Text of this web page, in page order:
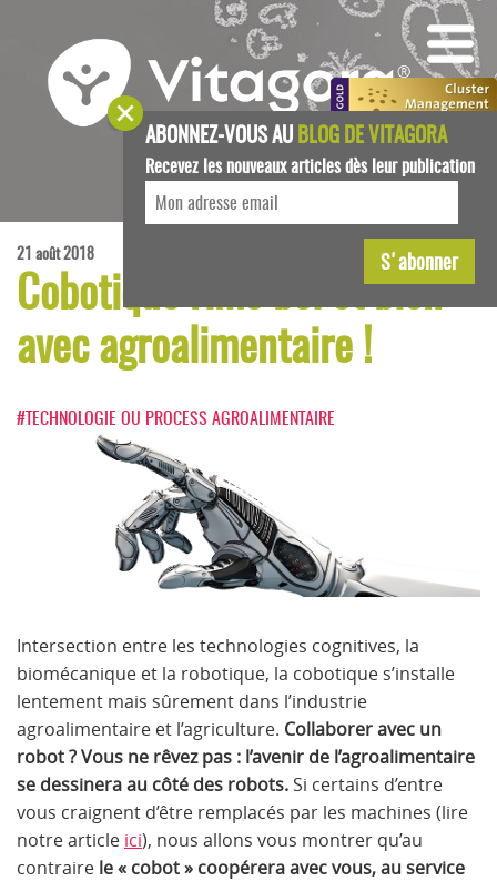
21 août 2018
Cobotique rime bel et bien
avec agroalimentaire !
#TECHNOLOGIE OU PROCESS AGROALIMENTAIRE
Intersection entre les technologies cognitives, la
biomécanique et la robotique, la cobotique s’installe
lentement mais sûrement dans l’industrie
agroalimentaire et l’agriculture. Collaborer avec un
robot ? Vous ne rêvez pas : l’avenir de l’agroalimentaire
se dessinera au côté des robots. Si certains d’entre
vous craignent d’être remplacés par les machines (lire
notre article ici), nous allons vous montrer qu’au
contraire le « cobot » coopérera avec vous, au service
ABONNEZ-VOUS AUBLOG DE VITAGORA
Recevez les nouveaux articles dès leur publication